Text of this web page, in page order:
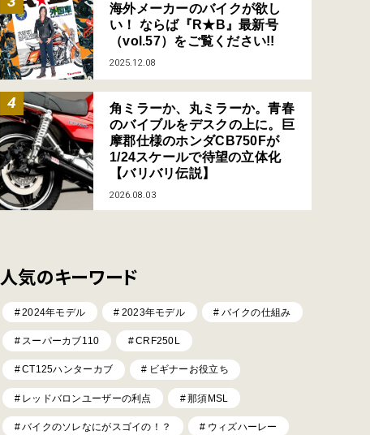
海外メーカーのバイクが欲し
い！ ならば『R★B』最新号
（vol.57）をご覧ください!!
2025.12.08
角ミラーか、丸ミラーか。青春
のバイブルをデスクの上に。巨
摩郡仕様のホンダCB750Fが
1/24スケールで待望の立体化
【バリバリ伝説】
2026.08.03
人気のキーワード
2024年モデル 2023年モデル バイクの仕組み
スーパーカブ110 CRF250L
CT125ハンターカブ ビギナーお役立ち
レッドバロンユーザーの利点 那須MSL
バイクのソレなにがスゴイの！？ ウィズハーレー